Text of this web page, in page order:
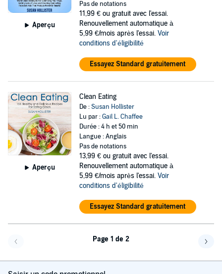
Aperçu
Pas de notations
11,99 € ou gratuit avec l'essai.
Renouvellement automatique à
5,99 €/mois après l'essai. Voir
conditions d'éligibilité
Essayez Standard gratuitement
Aperçu
Clean Eating
De :Susan Hollister
Lu par :Gail L. Chaffee
Durée : 4 h et 50 min
Langue : Anglais
Pas de notations
13,99 € ou gratuit avec l'essai.
Renouvellement automatique à
5,99 €/mois après l'essai. Voir
conditions d'éligibilité
Essayez Standard gratuitement
Page 1 de 2